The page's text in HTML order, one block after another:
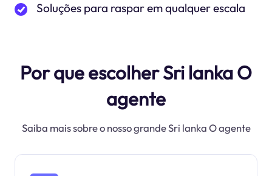
Soluções para raspar em qualquer escala
Por que escolher Sri lanka O
agente
Saiba mais sobre o nosso grande Sri lanka O agente